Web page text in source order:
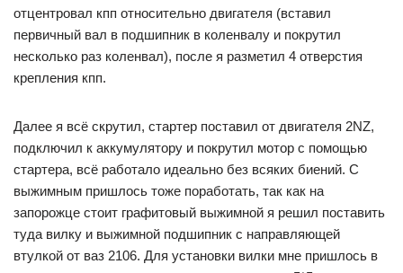
отцентровал кпп относительно двигателя (вставил
первичный вал в подшипник в коленвалу и покрутил
несколько раз коленвал), после я разметил 4 отверстия
крепления кпп.
Далее я всё скрутил, стартер поставил от двигателя 2NZ,
подключил к аккумулятору и покрутил мотор с помощью
стартера, всё работало идеально без всяких биений. С
выжимным пришлось тоже поработать, так как на
запорожце стоит графитовый выжимной я решил поставить
туда вилку и выжимной подшипник с направляющей
втулкой от ваз 2106. Для установки вилки мне пришлось в